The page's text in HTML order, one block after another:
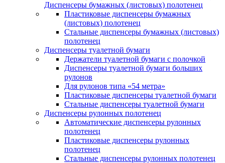
Диспенсеры бумажных (листовых) полотенец
Пластиковые диспенсеры бумажных
(листовых) полотенец
Стальные диспенсеры бумажных (листовых)
полотенец
Диспенсеры туалетной бумаги
Держатели туалетной бумаги с полочкой
Диспенсеры туалетной бумаги больших
рулонов
Для рулонов типа «54 метра»
Пластиковые диспенсеры туалетной бумаги
Стальные диспенсеры туалетной бумаги
Диспенсеры рулонных полотенец
Автоматические диспенсеры рулонных
полотенец
Пластиковые диспенсеры рулонных
полотенец
Стальные диспенсеры рулонных полотенец